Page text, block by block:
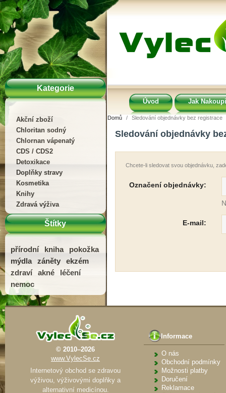
Kategorie
Akční zboží
Chloritan sodný
Chlornan vápenatý
CDS / CDS2
Detoxikace
Doplňky stravy
Kosmetika
Knihy
Zdravá výživa
Štítky
přírodní kniha
pokožka
mýdla
záněty
ekzém
zdraví
akné
léčení
nemoc
Úvod Jak
Domů Sledování objednávky bez registrace
Sledování objednávky
Chcete-li sledovat svou objednávku,
Označení objednávky:
E-mail:
© 2010–2026
www.VylecSe.cz
Internetový obchod se zdravou
výživou, výživovými doplňky a
alternativní medicínou.
Informace
O nás
Obchodní podmínky
Možnosti platby
Doručení
Reklamace